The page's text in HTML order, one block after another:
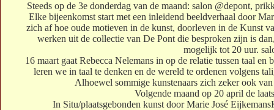
Steeds op de 3e donderdag van de maand: salon @depont,
Elke bijeenkomst start met een inleidend beeldverhaal door
zich af hoe oude motieven in de kunst, doorleven in de Kunst
werken uit de collectie van De Pont die besproken zijn is
mogelijk tot 20 uur.
16 maart gaat Rebecca Nelemans in op de relatie tussen taal en
leren we in taal te denken en de wereld te ordenen volgens
Alhoewel sommige kunstenaars zich zeker ook
Volgende maand op 20 april de
In Situ/plaatsgebonden kunst door Marie José